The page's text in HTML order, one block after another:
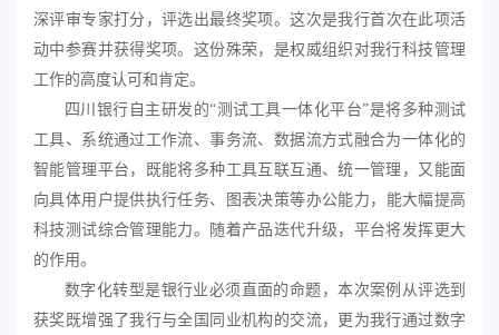
深评审专家打分，评选出最终奖项。这次是我行首次在此项活
动中参赛并获得奖项。这份殊荣，是权威组织对我行科技管理
工作的高度认可和肯定。
四川银行 自主研发 的“测试工具一体化平台”是将多种测试
工具、系统通过 工作流、事务流、数据流方式融合为一体化的
智能管理平台，
既能将多种工具互联互通、统一管理，又 能面
向具体用户提供执行任务、图表决策等办公能力 ， 能大幅提高
科技测试综合管理能力。随着产品迭代升级，平台将发挥更大
的作用。
数字化转型是银行业必须直面的命题，本次案例 从评选到
获奖既增强了我行与全国同业机构的交流， 更为我行通过数字